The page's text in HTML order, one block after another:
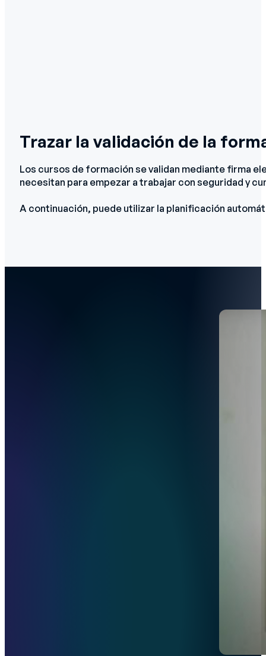
Trazar la validación de la
Los cursos de formación se validan mediante firma
necesitan para empezar a trabajar con seguridad y
A continuación, puede utilizar la planificación